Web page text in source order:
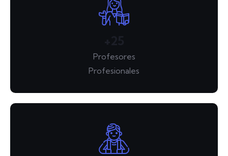
Profesores
Profesionales